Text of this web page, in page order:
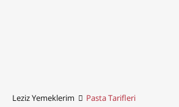
Leziz Yemeklerim Pasta Tarifleri